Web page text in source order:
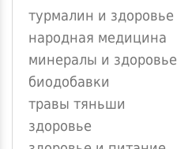
турмалин и здоровье
народная медицина
минералы и здоровье
биодобавки
травы тяньши
здоровье